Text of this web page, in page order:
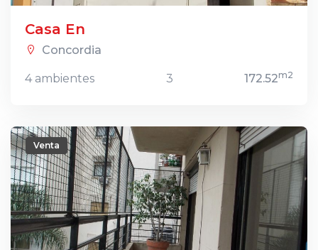
Casa En
Concordia
4 ambientes 3 172.52m2
Venta